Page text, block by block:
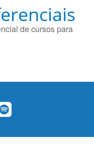
de cursos para